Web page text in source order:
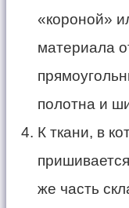
«короной»
материала
полотна и
К ткани, в
же часть